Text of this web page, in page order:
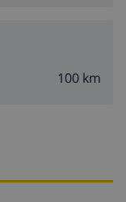
100 km